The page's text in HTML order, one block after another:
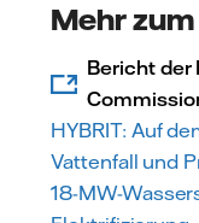
Mehr
Bericht der
HYBRIT: Auf
Vattenfall und
18-MW-